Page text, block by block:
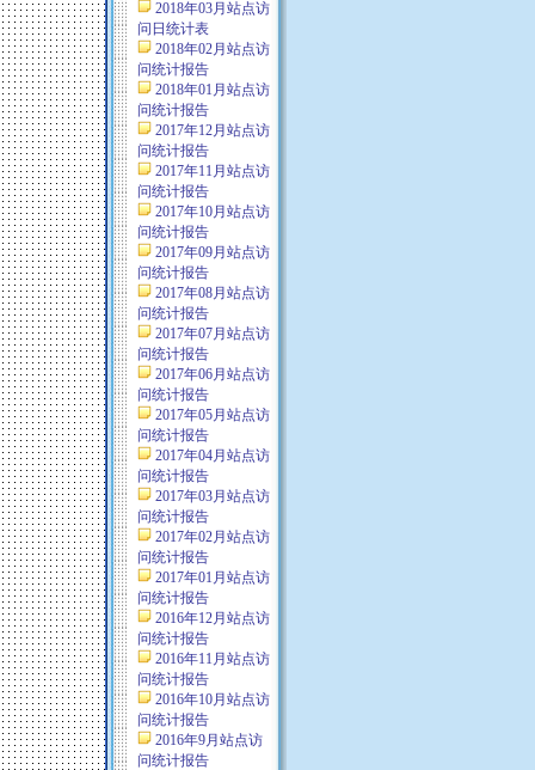
2018年03月站点访
问日统计表
2018年02月站点访
问统计报告
2018年01月站点访
问统计报告
2017年12月站点访
问统计报告
2017年11月站点访
问统计报告
2017年10月站点访
问统计报告
2017年09月站点访
问统计报告
2017年08月站点访
问统计报告
2017年07月站点访
问统计报告
2017年06月站点访
问统计报告
2017年05月站点访
问统计报告
2017年04月站点访
问统计报告
2017年03月站点访
问统计报告
2017年02月站点访
问统计报告
2017年01月站点访
问统计报告
2016年12月站点访
问统计报告
2016年11月站点访
问统计报告
2016年10月站点访
问统计报告
2016年9月站点访
问统计报告